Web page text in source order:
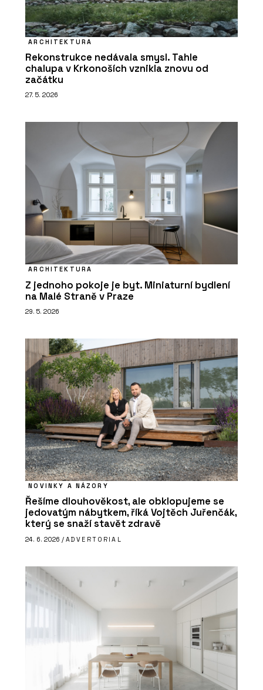
ARCHITEKTURA
Rekonstrukce nedávala smysl. Tahle
chalupa v Krkonoších vznikla znovu od
začátku
27. 5. 2026
ARCHITEKTURA
Z jednoho pokoje je byt. Miniaturní bydlení
na Malé Straně v Praze
29. 5. 2026
NOVINKY A NÁZORY
Řešíme dlouhověkost, ale obklopujeme se
jedovatým nábytkem, říká Vojtěch Juřenčák,
který se snaží stavět zdravě
24. 6. 2026 / ADVERTORIAL